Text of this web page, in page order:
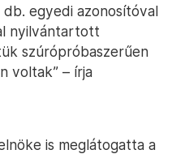
egyedi azonosítóval
nyilvántartott
szúrópróbaszerűen
voltak” – írja
is meglátogatta a